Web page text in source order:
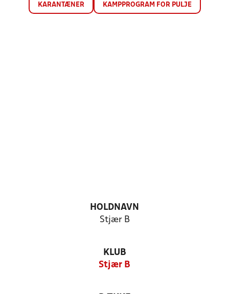
KARANTÆNER KAMPPROGRAM FOR PULJE
HOLDNAVN
Stjær B
KLUB
Stjær B